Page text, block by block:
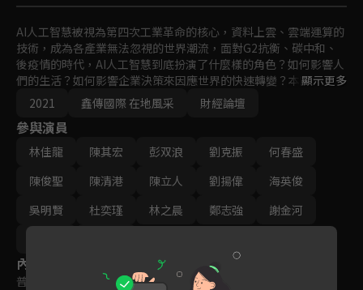
AI人工智慧被視為第四次工業革命的核心，資料上雲、雲端運算的
技術，成為各產業無法忽視的世界潮流，面對G2抗衡、碳中和、
後疫情的時代，AI人工智慧到底扮演了什麼樣的角色？如何影響人
們的生活？如何影響企業決策來因應世界的快速轉變？本節目邀請
前交通部長林佳龍與台灣知名企業主對談，透過節目一起討論國內
最新的科技應用、政策面的落實等未來趨勢，從這些頂尖企業家的
眼中，預見未來生活的科技樣貌。
顯示更多
2021
鑫傳國際 在地風采 財經論壇
參與演員
林佳龍 陳其宏 彭双浪 劉克振
何春盛
陳俊聖
陳清港 陳立人 劉揚偉
海英俊
吳明賢
杜奕瑾 林之晨 鄭志強
謝金河
內容標籤
普遍級